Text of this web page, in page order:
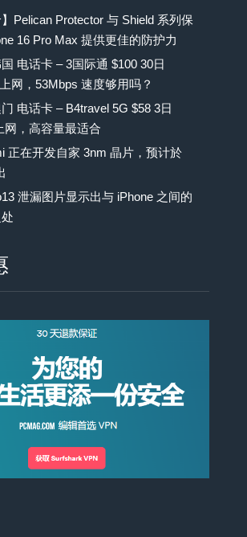
】Pelican Protector 与 Shield 系列保
16 Pro Max 提供更佳的防护力
国 电话卡 – 3国际通 $100 30日
网，53Mbps 速度够用吗？
门 电话卡 – B4travel 5G $58 3日
网，高容量最适合
正在开发自家 3nm 晶片，预计於
泄漏图片显示出与 iPhone 之间的